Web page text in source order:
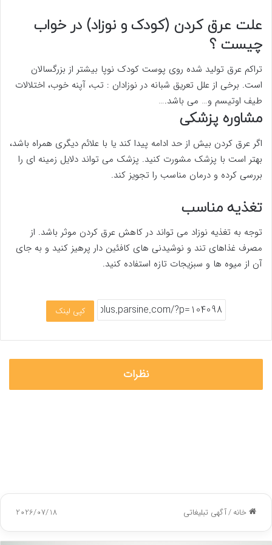
علت عرق کردن (کودک و نوزاد) در خواب
چیست ؟
تراکم عرق تولید شده روی پوست کودک نوپا بیشتر از بزرگسالان
است. برخی از علل تعریق شبانه در نوزادان : تب، آپنه خوب، اختلالات
طیف اوتیسم و… می باشد.…
مشاوره پزشکی
اگر عرق کردن بیش از حد ادامه پیدا کند یا با علائم دیگری همراه باشد،
بهتر است با پزشک مشورت کنید. پزشک می تواند دلایل زمینه ای را
بررسی کرده و درمان مناسب را تجویز کند.
تغذیه مناسب
توجه به تغذیه نوزاد می تواند در کاهش عرق کردن موثر باشد. از
مصرف غذاهای تند و نوشیدنی های کافئین دار پرهیز کنید و به جای
آن از میوه ها و سبزیجات تازه استفاده کنید.
کپی لینک
نظرات